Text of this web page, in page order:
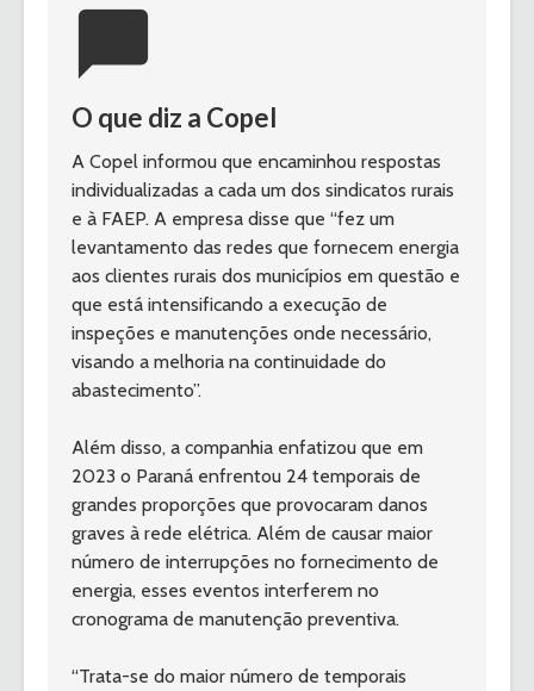
chat_bubble
O que diz a Copel
A Copel informou que encaminhou respostas
individualizadas a cada um dos sindicatos rurais
e à FAEP. A empresa disse que “fez um
levantamento das redes que fornecem energia
aos clientes rurais dos municípios em questão e
que está intensificando a execução de
inspeções e manutenções onde necessário,
visando a melhoria na continuidade do
abastecimento”.
Além disso, a companhia enfatizou que em
2023 o Paraná enfrentou 24 temporais de
grandes proporções que provocaram danos
graves à rede elétrica. Além de causar maior
número de interrupções no fornecimento de
energia, esses eventos interferem no
cronograma de manutenção preventiva.
“Trata-se do maior número de temporais